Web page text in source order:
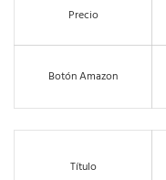
Precio
Botón Amazon
Título